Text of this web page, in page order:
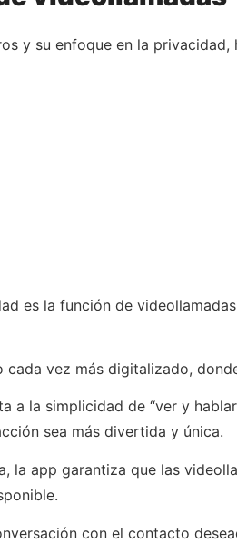
y su enfoque en la
es la función de
vez más digitalizado,
a la simplicidad de “ver y
sea más divertida y única.
la app garantiza que las
con el contacto